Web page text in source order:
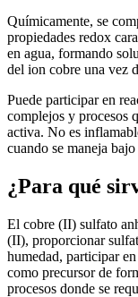
Químicamente, se
propiedades redox
en agua, formando
del ion cobre una vez
Puede participar en
complejos y procesos
activa. No es
cuando se maneja
¿Para qué
El cobre (II) sulfato
(II), proporcionar
humedad, participar
como precursor de
procesos donde se